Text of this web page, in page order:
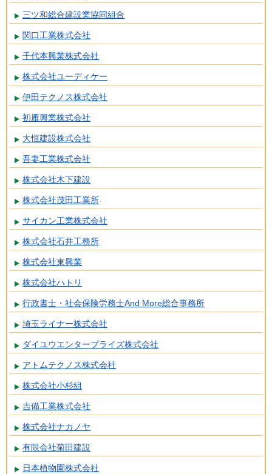
三ツ和総合建設業協同組合
関口工業株式会社
千代本興業株式会社
株式会社ユーディケー
伊田テクノス株式会社
初雁興業株式会社
大恒建設株式会社
吾妻工業株式会社
株式会社木下建設
株式会社茂田工業所
サイカン工業株式会社
株式会社石井工務所
株式会社東興業
株式会社ハトリ
行政書士・社会保険労務士And More総合事務所
埼玉ライナー株式会社
ダイユウエンタープライズ株式会社
アトムテクノス株式会社
株式会社小杉組
吉備工業株式会社
株式会社ナカノヤ
有限会社菊田建設
日本植物園株式会社